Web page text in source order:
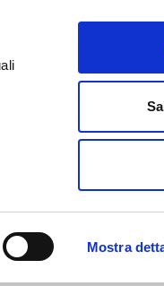
Mostra
Servicio Posventa